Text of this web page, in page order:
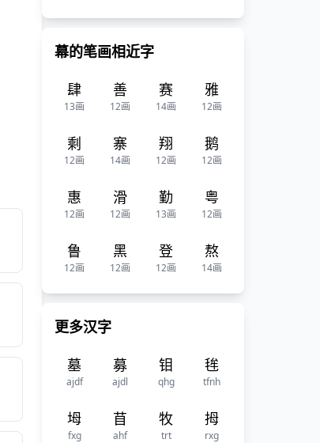
幕的笔画相近字
肆
13画
善
12画
赛
14画
雅
12画
剩
12画
寨
14画
翔
12画
鹅
12画
惠
12画
滑
12画
勤
13画
粤
12画
鲁
12画
黑
12画
登
12画
熬
14画
更多汉字
墓
ajdf
募
ajdl
钼
qhg
毪
tfnh
坶
fxg
苜
ahf
牧
trt
拇
rxg